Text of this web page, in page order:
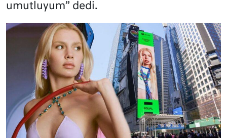
umutluyum” dedi.